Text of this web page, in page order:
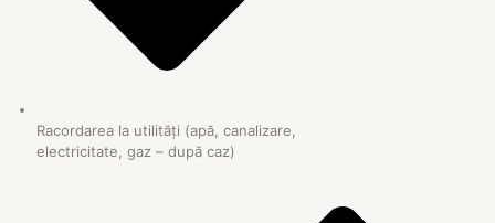
Racordarea la utilități (apă, canalizare,
electricitate, gaz – după caz)